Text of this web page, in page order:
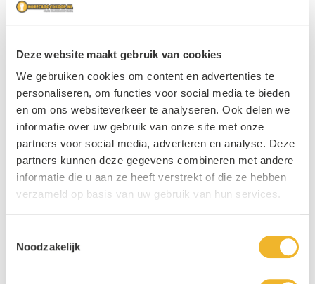
Deze website maakt gebruik van cookies
We gebruiken cookies om content en advertenties te
personaliseren, om functies voor social media te bieden
en om ons websiteverkeer te analyseren. Ook delen we
informatie over uw gebruik van onze site met onze
partners voor social media, adverteren en analyse. Deze
partners kunnen deze gegevens combineren met andere
informatie die u aan ze heeft verstrekt of die ze hebben
verzameld op basis van uw gebruik van hun services.
Noodzakelijk
Bacardi Spiced fles 1Ltr
1L € 18,95
Bacardi Carta Blanca fles 1Ltr
1L € 13,25
Andere producten die mogelijk iets
Navigating through the elements of the carousel is possible
Press to skip carousel